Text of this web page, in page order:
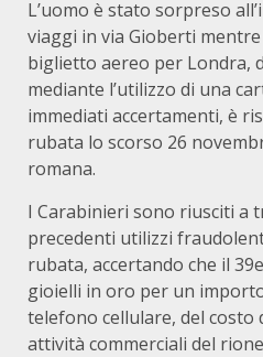
L’uomo è stato sorpreso
viaggi in via Gioberti
biglietto aereo per Londra,
mediante l’utilizzo di una
immediati accertamenti, è
rubata lo scorso 26
romana.
I Carabinieri sono riusciti a
precedenti utilizzi
rubata, accertando che il
gioielli in oro per un
telefono cellulare, del costo
attività commerciali del